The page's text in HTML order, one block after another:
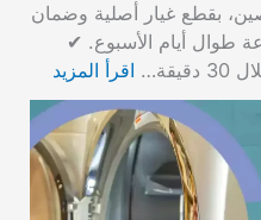
بقطع غيار أصلية وضمان
على مدار 24 ساعة طوال أيام الأسبوع. ✔
اقرأ المزيد